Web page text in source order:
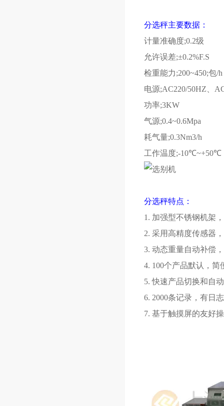
分选秤主要数据：
计量准确度;0.2级
允许误差;±0.2%F.S
检重能力;200~450;包/h
电源;AC220/50HZ
功率;3KW
气源;0.4~0.6Mpa
耗气量;0.3Nm3/h
工作温度;-10℃~+50℃
分选秤特点：
1. 加强型不锈钢机架
2. 采用高精度传感器
3. 动态重量自动补偿
4. 100个产品默认，简
5.快速产品切换和自
6. 2000条记录，有日
7. 基于触摸屏的友好